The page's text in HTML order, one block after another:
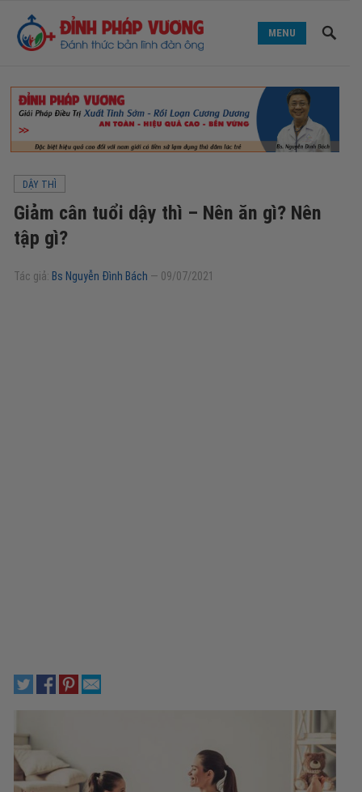
MENU
DẬY THÌ
Giảm cân tuổi dậy thì – Nên ăn gì? Nên
tập gì?
Tác giả: Bs Nguyễn Đình Bách — 09/07/2021